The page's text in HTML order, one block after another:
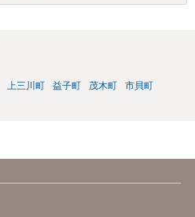
上三川町 益子町 茂木町
市貝町